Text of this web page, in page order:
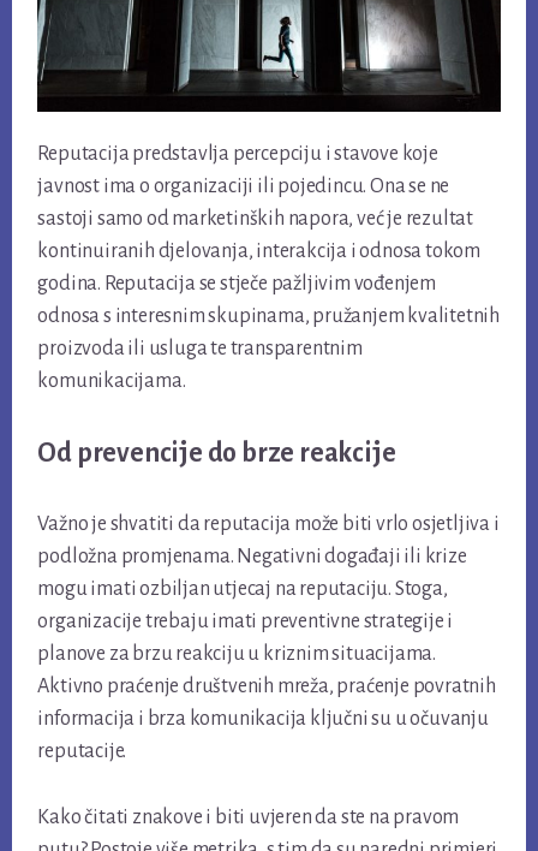
Reputacija predstavlja percepciju i stavove koje
javnost ima o organizaciji ili pojedincu. Ona se ne
sastoji samo od marketinških napora, već je rezultat
kontinuiranih djelovanja, interakcija i odnosa tokom
godina. Reputacija se stječe pažljivim vođenjem
odnosa s interesnim skupinama, pružanjem kvalitetnih
proizvoda ili usluga te transparentnim
komunikacijama.
Od prevencije do brze reakcije
Važno je shvatiti da reputacija može biti vrlo osjetljiva i
podložna promjenama. Negativni događaji ili krize
mogu imati ozbiljan utjecaj na reputaciju. Stoga,
organizacije trebaju imati preventivne strategije i
planove za brzu reakciju u kriznim situacijama.
Aktivno praćenje društvenih mreža, praćenje povratnih
informacija i brza komunikacija ključni su u očuvanju
reputacije.
Kako čitati znakove i biti uvjeren da ste na pravom